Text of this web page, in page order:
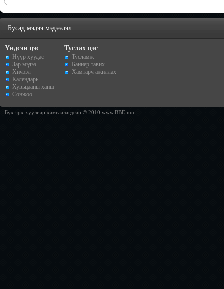
Бусад мэдээ мэдээлэл
Үндсэн цэс
Нүүр хуудас
Зар мэдээ
Хичээл
Календарь
Хувьцааны ханш
Сонжоо
Туслах цэс
Тусламж
Баннер тавих
Хамтарч ажиллах
Бүх эрх хуулиар хамгаалагдсан © 2010 www.BBE.mn